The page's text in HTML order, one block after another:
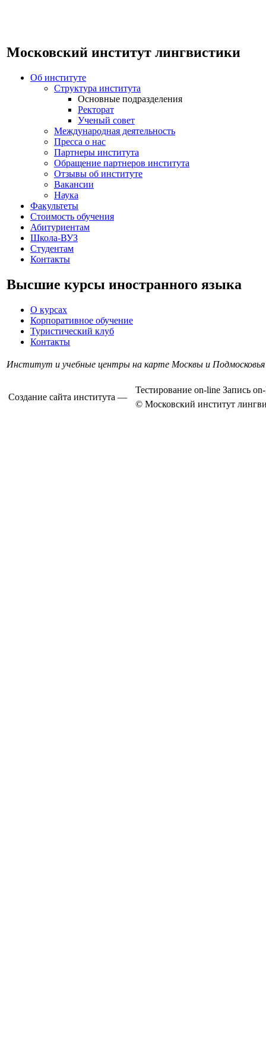
Московский институт лингвистики
Об институте
Структура института
Основные подразделения
Ректорат
Ученый совет
Международная деятельность
Пресса о нас
Партнеры института
Обращение партнеров института
Отзывы об институте
Вакансии
Наука
Факультеты
Стоимость обучения
Абитуриентам
Школа-ВУЗ
Студентам
Контакты
Высшие курсы иностранного языка
О курсах
Корпоративное обучение
Туристический клуб
Контакты
Институт и учебные центры на карте Москвы и Подмосковья
Создание сайта института —
Тестирование on-line Запись
© Московский институт